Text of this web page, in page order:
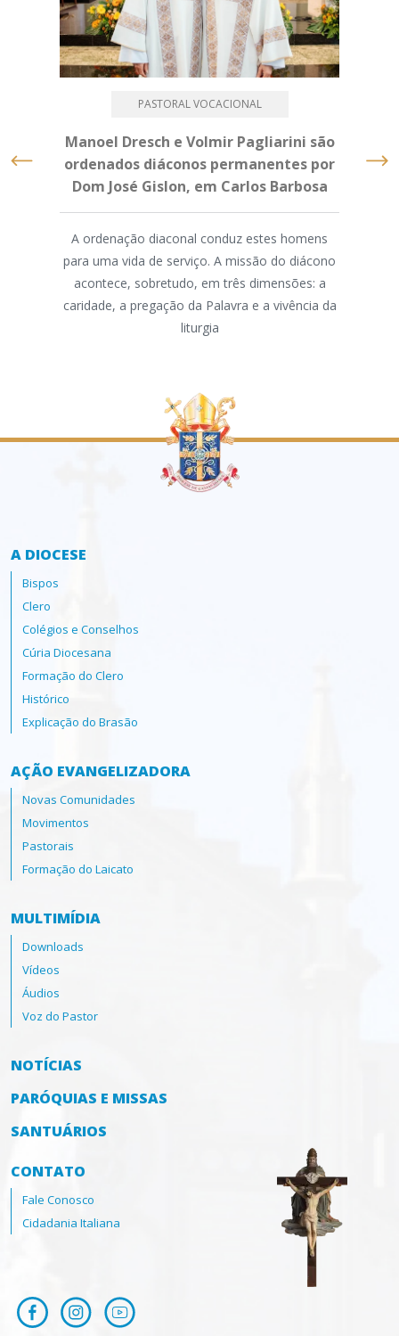
PASTORAL VOCACIONAL
Manoel Dresch e Volmir Pagliarini são
ordenados diáconos permanentes por
Dom José Gislon, em Carlos Barbosa
A ordenação diaconal conduz estes homens
para uma vida de serviço. A missão do diácono
acontece, sobretudo, em três dimensões: a
caridade, a pregação da Palavra e a vivência da
liturgia
A DIOCESE
Bispos
Clero
Colégios e Conselhos
Cúria Diocesana
Formação do Clero
Histórico
Explicação do Brasão
AÇÃO EVANGELIZADORA
Novas Comunidades
Movimentos
Pastorais
Formação do Laicato
MULTIMÍDIA
Downloads
Vídeos
Áudios
Voz do Pastor
NOTÍCIAS
PARÓQUIAS E MISSAS
SANTUÁRIOS
CONTATO
Fale Conosco
Cidadania Italiana